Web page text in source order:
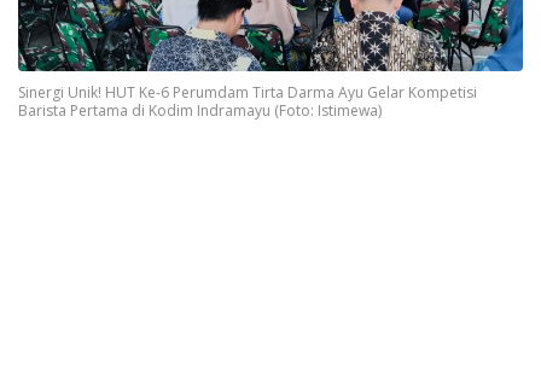
Sinergi Unik! HUT Ke-6 Perumdam Tirta Darma Ayu Gelar Kompetisi
Barista Pertama di Kodim Indramayu (Foto: Istimewa)